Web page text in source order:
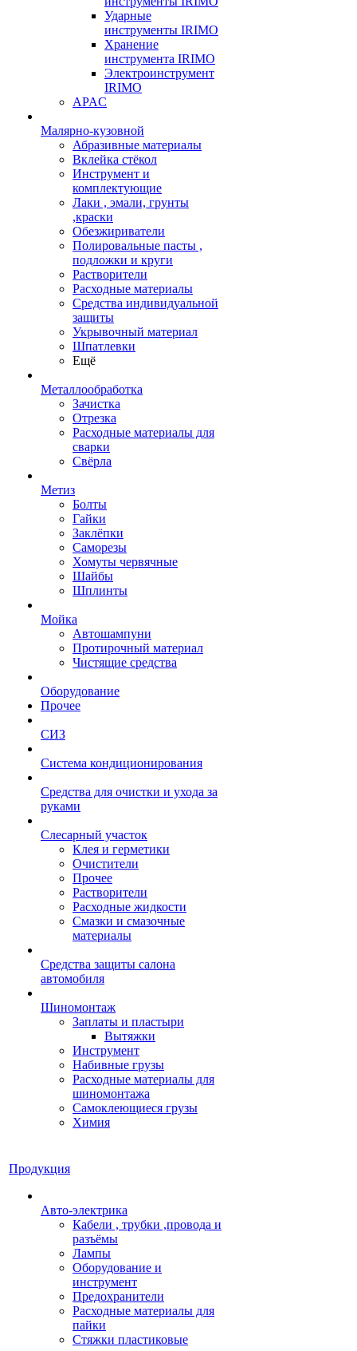
Ударные
инструменты IRIMO
Хранение
инструмента IRIMO
Электроинструмент
IRIMO
APAC
Малярно-кузовной
Абразивные материалы
Вклейка стёкол
Инструмент и
комплектующие
Лаки , эмали, грунты
,краски
Обезжириватели
Полировальные пасты ,
подложки и круги
Растворители
Расходные материалы
Средства индивидуальной
защиты
Укрывочный материал
Шпатлевки
Ещё
Металлообработка
Зачистка
Отрезка
Расходные материалы для
сварки
Свёрла
Метиз
Болты
Гайки
Заклёпки
Саморезы
Хомуты червячные
Шайбы
Шплинты
Мойка
Автошампуни
Протирочный материал
Чистящие средства
Оборудование
Прочее
СИЗ
Система кондиционирования
Средства для очистки и ухода за
руками
Слесарный участок
Клея и герметики
Очистители
Прочее
Растворители
Расходные жидкости
Смазки и смазочные
материалы
Средства защиты салона
автомобиля
Шиномонтаж
Заплаты и пластыри
Вытяжки
Инструмент
Набивные грузы
Расходные материалы для
шиномонтажа
Самоклеющиеся грузы
Химия
Продукция
Авто-электрика
Кабели , трубки ,провода и
разъёмы
Лампы
Оборудование и
инструмент
Предохранители
Расходные материалы для
пайки
Стяжки пластиковые